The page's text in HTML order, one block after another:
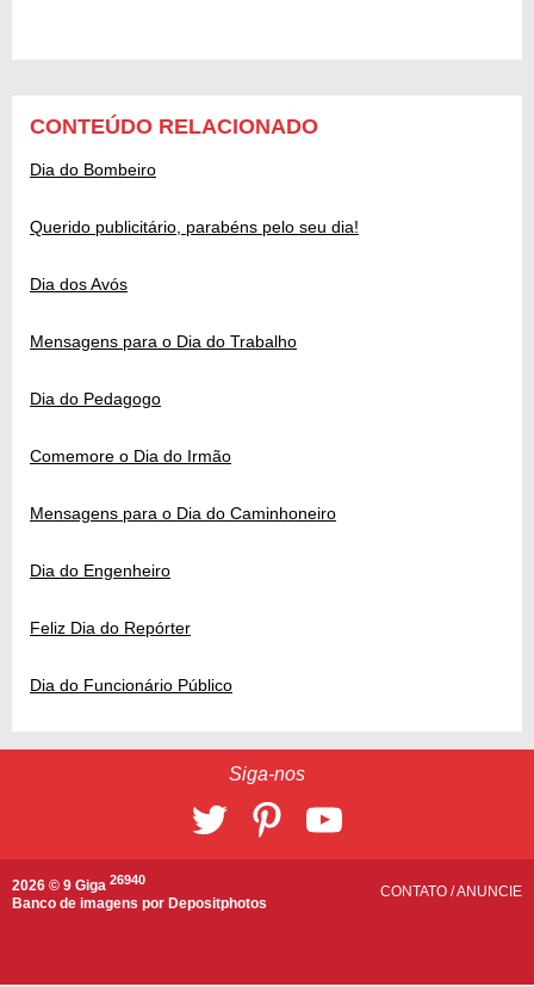
CONTEÚDO RELACIONADO
Dia do Bombeiro
Querido publicitário, parabéns pelo seu dia!
Dia dos Avós
Mensagens para o Dia do Trabalho
Dia do Pedagogo
Comemore o Dia do Irmão
Mensagens para o Dia do Caminhoneiro
Dia do Engenheiro
Feliz Dia do Repórter
Dia do Funcionário Público
Siga-nos
2026 © 9 Giga 26940
Banco de imagens por Depositphotos
CONTATO /ANUNCIE